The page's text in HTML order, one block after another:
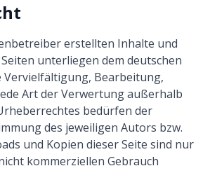
erstellten Inhalte und
unterliegen dem deutschen
Vervielfältigung, Bearbeitung,
Art der Verwertung außerhalb
bedürfen der
des jeweiligen Autors bzw.
und Kopien dieser Seite sind nur
kommerziellen Gebrauch